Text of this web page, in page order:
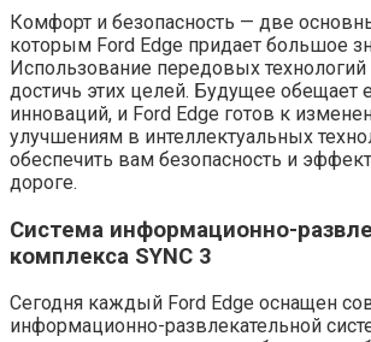
Комфорт и безопасность — две
которым Ford Edge придает большое
Использование передовых технологий
достичь этих целей. Будущее
инноваций, и Ford Edge готов к
улучшениям в интеллектуальных
обеспечить вам безопасность и
дороге.
Система информационно-
комплекса SYNC 3
Сегодня каждый Ford Edge оснащен
информационно-развлекательной